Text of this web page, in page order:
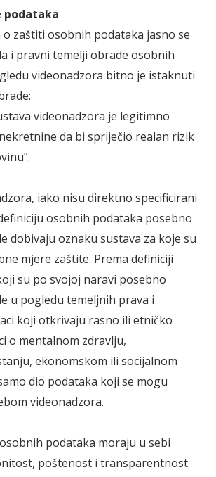
podataka
zaštiti osobnih podataka jasno se
i pravni temelji obrade osobnih
videonadzora bitno je istaknuti
videonadzora je legitimno
da bi spriječio realan rizik
iako nisu direktno specificirani
osobnih podataka posebno
dobivaju oznaku sustava za koje su
mjere zaštite. Prema definiciji
su po svojoj naravi posebno
u pogledu temeljnih prava i
koji otkrivaju rasno ili etničko
o mentalnom zdravlju,
ekonomskom ili socijalnom
dio podataka koji se mogu
videonadzora.
podataka moraju u sebi
poštenost i transparentnost